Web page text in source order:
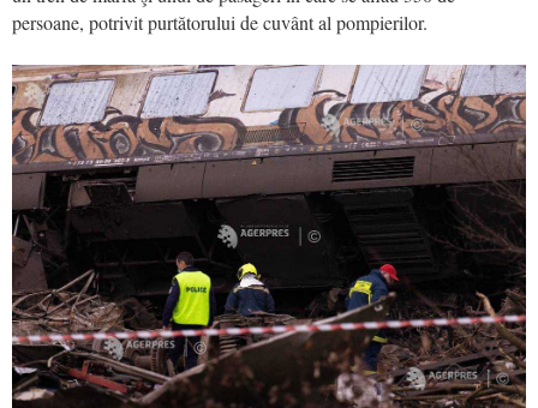
persoane, potrivit purtătorului de cuvânt al pompierilor.